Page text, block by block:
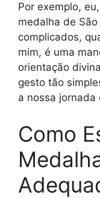
Por exemplo,
medalha de
complicados,
mim, é uma
orientação
gesto tão
a nossa jornada
Como